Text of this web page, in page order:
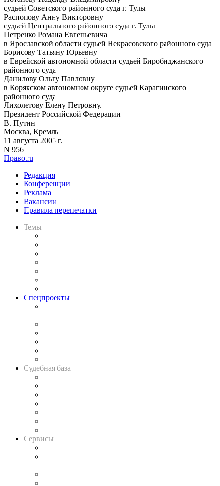
судьей Советского районного суда г. Тулы
Распопову Анну Викторовну
судьей Центрального районного суда г. Тулы
Петренко Романа Евгеньевича
в Ярославской области судьей Некрасовского районного суда
Борисову Татьяну Юрьевну
в Еврейской автономной области судьей Биробиджанского
районного суда
Данилову Ольгу Павловну
в Корякском автономном округе судьей Карагинского
районного суда
Лихолетову Елену Петровну.
Президент Российской Федерации
В. Путин
Москва, Кремль
11 августа 2005 г.
N 956
Право.ru
Редакция
Конференции
Реклама
Вакансии
Правила перепечатки
Темы
Спецпроекты
Судебная база
Сервисы